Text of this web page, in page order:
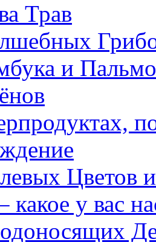
Трав
и
Цветов
какое у вас